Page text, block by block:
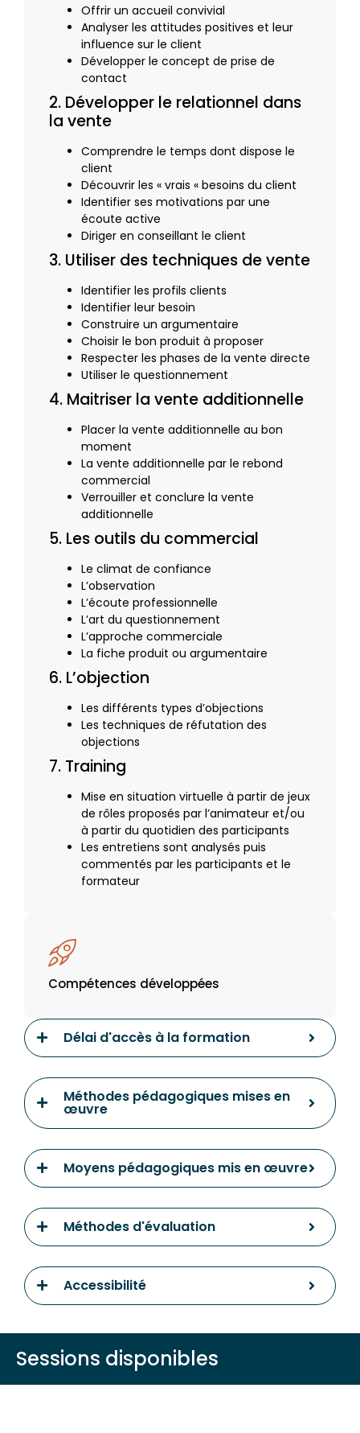
Offrir un accueil convivial
Analyser les attitudes positives et leur
influence sur le client
Développer le concept de prise de
contact
2. Développer le relationnel dans
la vente
Comprendre le temps dont dispose le
client
Découvrir les « vrais « besoins du client
Identifier ses motivations par une
écoute active
Diriger en conseillant le client
3. Utiliser des techniques de vente
Identifier les profils clients
Identifier leur besoin
Construire un argumentaire
Choisir le bon produit à proposer
Respecter les phases de la vente directe
Utiliser le questionnement
4. Maitriser la vente additionnelle
Placer la vente additionnelle au bon
moment
La vente additionnelle par le rebond
commercial
Verrouiller et conclure la vente
additionnelle
5. Les outils du commercial
Le climat de confiance
L’observation
L’écoute professionnelle
L’art du questionnement
L’approche commerciale
La fiche produit ou argumentaire
6. L’objection
Les différents types d’objections
Les techniques de réfutation des
objections
7. Training
Mise en situation virtuelle à partir de jeux
de rôles proposés par l’animateur et/ou
à partir du quotidien des participants
Les entretiens sont analysés puis
commentés par les participants et le
formateur
Compétences développées
Délai d'accès à la formation
Méthodes pédagogiques mises en
œuvre
Moyens pédagogiques mis en œuvre
Méthodes d'évaluation
Accessibilité
Sessions disponibles